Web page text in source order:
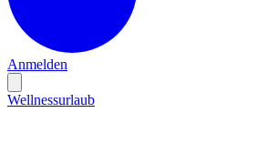
Anmelden
Wellnessurlaub